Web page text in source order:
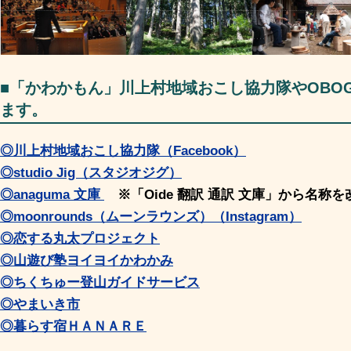
■「かわかもん」川上村地域おこし協力隊や
ます。
◎川上村地域おこし協力隊（Facebook）
◎studio Jig（スタジオジグ）
◎anaguma 文庫
※「Oide 翻訳 通訳 文庫」から名称を
◎moonrounds（ムーンラウンズ）（Instagram）
◎恋する丸太プロジェクト
◎山遊び塾ヨイヨイかわかみ
◎ちくちゅー登山ガイドサービス
◎やまいき市
◎暮らす宿ＨＡＮＡＲＥ